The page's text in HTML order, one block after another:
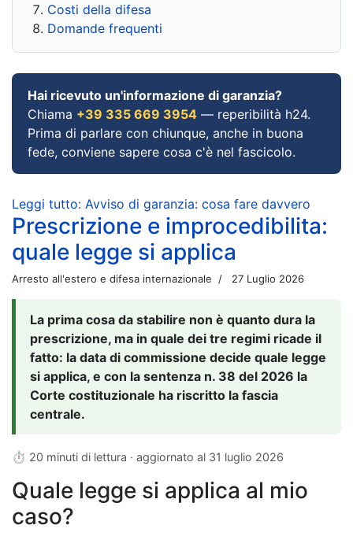
Costi della difesa
Domande frequenti
Hai ricevuto un'informazione di garanzia?
Chiama +39 335 669 3954 — reperibilità h24.
Prima di parlare con chiunque, anche in buona
fede, conviene sapere cosa c'è nel fascicolo.
Leggi tutto: Avviso di garanzia: cosa fare davvero
Prescrizione e improcedibilita:
quale legge si applica
Arresto all'estero e difesa internazionale 27 Luglio 2026
La prima cosa da stabilire non è quanto dura la
prescrizione, ma in quale dei tre regimi ricade il
fatto: la data di commissione decide quale legge
si applica, e con la sentenza n. 38 del 2026 la
Corte costituzionale ha riscritto la fascia
centrale.
⏱ 20 minuti di lettura · aggiornato al 31 luglio 2026
Quale legge si applica al mio
caso?